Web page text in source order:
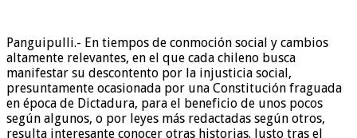
Panguipulli.- En tiempos de conmoción social y cambios
altamente relevantes, en el que cada chileno busca
manifestar su descontento por la injusticia social,
presuntamente ocasionada por una Constitución fraguada
en época de Dictadura, para el beneficio de unos pocos
según algunos, o por leyes más redactadas según otros,
resulta interesante conocer otras historias. Justo tras el